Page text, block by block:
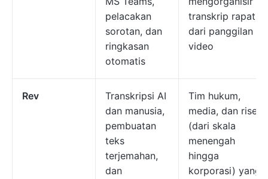
pelacakan
sorotan, dan
ringkasan
otomatis
transkrip rapat
dari panggilan
video
Rev
Transkripsi AI
dan manusia,
pembuatan
teks
terjemahan,
dan
Tim hukum,
media, dan riset
(dari skala
menengah
hingga
korporasi) yang